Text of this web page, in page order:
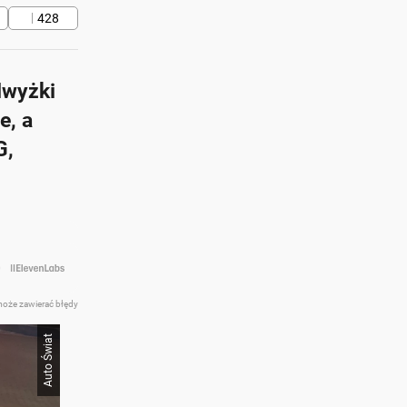
428
a
zawierać błędy
Auto Świat